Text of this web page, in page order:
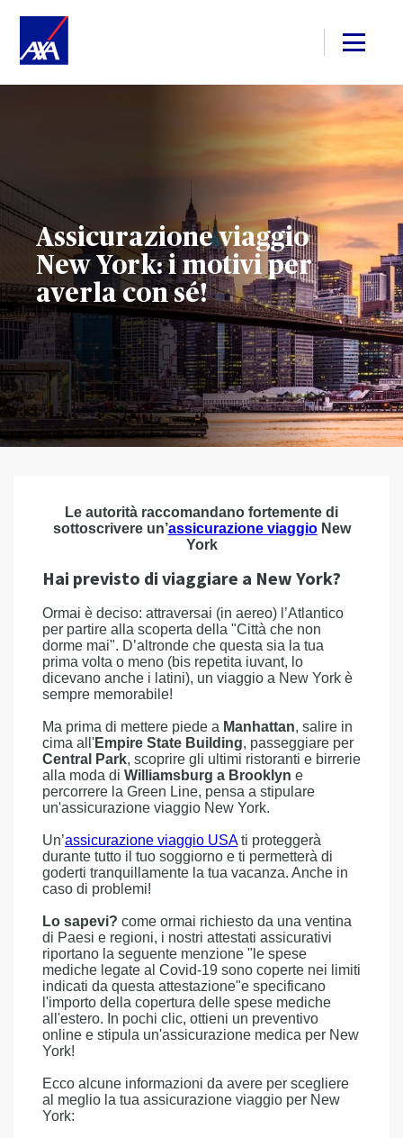
Assicurazione viaggio
New York: i motivi per
averla con sé!
Le autorità raccomandano fortemente di
sottoscrivere un’assicurazione viaggioNew
York
Hai previsto di viaggiare a New York?
Ormai è deciso: attraversai (in aereo) l’Atlantico
per partire alla scoperta della "Città che non
dorme mai". D’altronde che questa sia la tua
prima volta o meno (bis repetita iuvant, lo
dicevano anche i latini), un viaggio a New York è
sempre memorabile!
Ma prima di mettere piede a Manhattan, salire in
cima all'Empire State Building, passeggiare per
Central Park, scoprire gli ultimi ristoranti e birrerie
alla moda di Williamsburg a Brooklyn e
percorrere la Green Line, pensa a stipulare
un'assicurazione viaggio New York.
Un’assicurazione viaggio USAti proteggerà
durante tutto il tuo soggiorno e ti permetterà di
goderti tranquillamente la tua vacanza. Anche in
caso di problemi!
Lo sapevi? come ormai richiesto da una ventina
di Paesi e regioni, i nostri attestati assicurativi
riportano la seguente menzione "le spese
mediche legate al Covid-19 sono coperte nei limiti
indicati da questa attestazione"e specificano
l'importo della copertura delle spese mediche
all'estero. In pochi clic, ottieni un preventivo
online e stipula un'assicurazione medica per New
York!
Ecco alcune informazioni da avere per scegliere
al meglio la tua assicurazione viaggio per New
York: